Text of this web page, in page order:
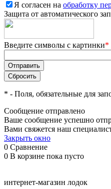
Я согласен на обработку
Защита от автоматического
Введите символы с картинки*
* - Поля, обязательные для
Сообщение отправлено
Ваше сообщение успешно
Вами свяжется наш
Закрыть окно
0 Сравнение
0 В корзине пока пусто
интернет-магазин лодок